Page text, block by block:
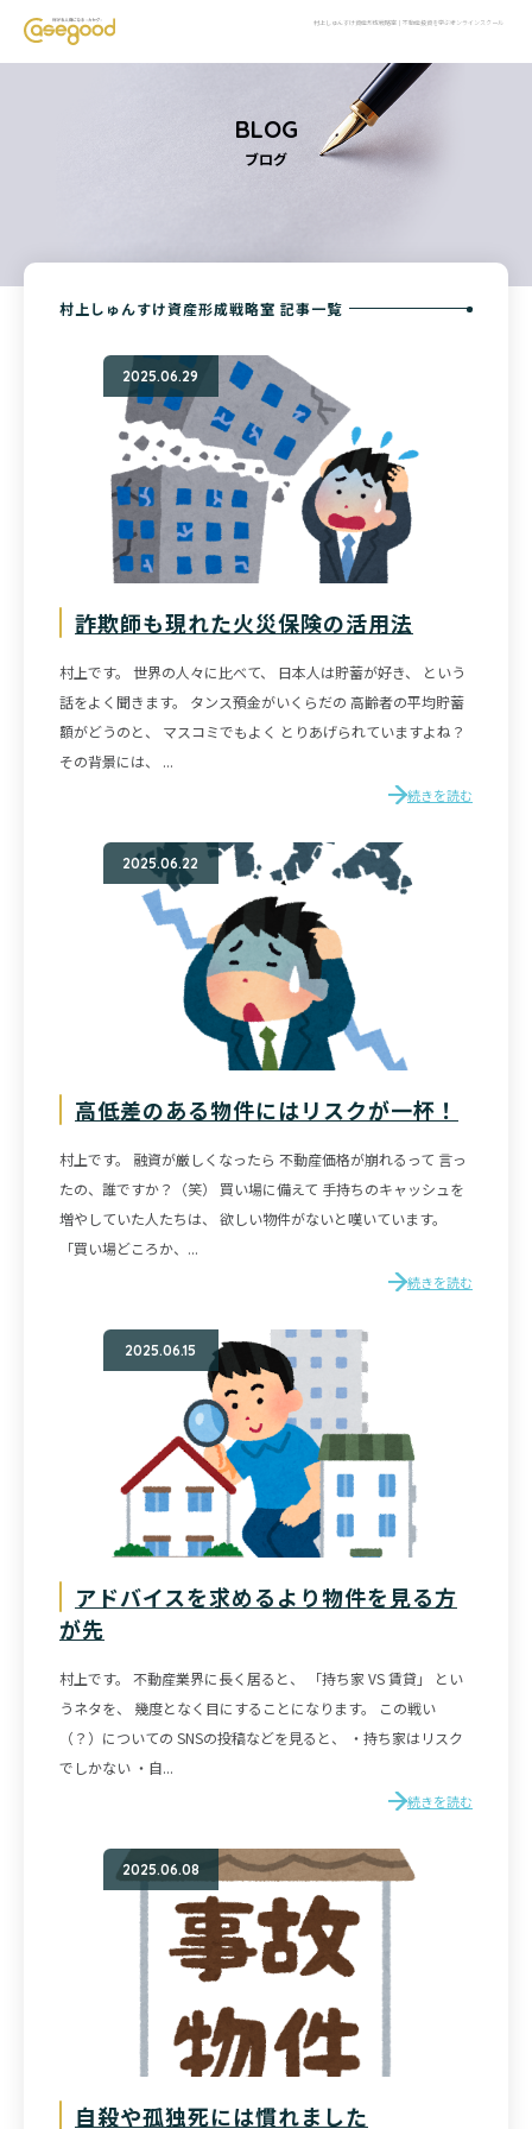
村上しゅんすけ資産形成戦略室｜不動産投資を学ぶオンラインスクール
BLOG
ブログ
村上しゅんすけ資産形成戦略室 記事一覧
2025.06.29
詐欺師も現れた火災保険の活用法
村上です。 世界の人々に比べて、 日本人は貯蓄が好き、 という
話をよく聞きます。 タンス預金がいくらだの 高齢者の平均貯蓄
額がどうのと、 マスコミでもよく とりあげられていますよね？
その背景には、 ...
続きを読む
2025.06.22
高低差のある物件にはリスクが一杯！
村上です。 融資が厳しくなったら 不動産価格が崩れるって 言っ
たの、誰ですか？（笑） 買い場に備えて 手持ちのキャッシュを
増やしていた人たちは、 欲しい物件がないと嘆いています。
「買い場どころか、...
続きを読む
2025.06.15
アドバイスを求めるより物件を見る方
が先
村上です。 不動産業界に長く居ると、 「持ち家 VS 賃貸」 とい
うネタを、 幾度となく目にすることになります。 この戦い
（？）についての SNSの投稿などを見ると、 ・持ち家はリスク
でしかない ・自...
続きを読む
2025.06.08
自殺や孤独死には慣れました